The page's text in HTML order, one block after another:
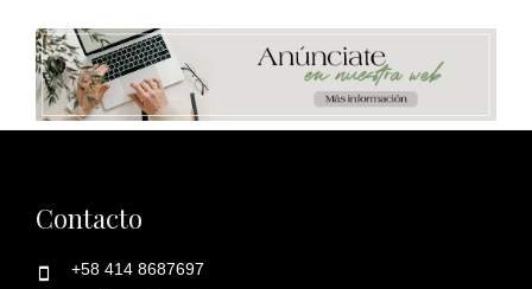
Contacto
+58 414 8687697